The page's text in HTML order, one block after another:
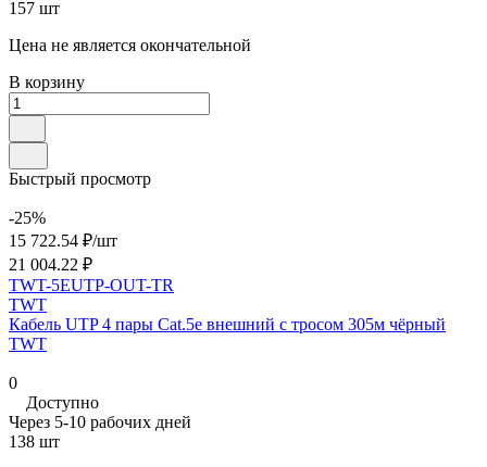
157 шт
Цена не является окончательной
В корзину
Быстрый просмотр
-25%
15 722.54 ₽/шт
21 004.22 ₽
TWT-5EUTP-OUT-TR
TWT
Кабель UTP 4 пары Cat.5е внешний с тросом 305м чёрный
TWT
0
Доступно
Через 5-10 рабочих дней
138 шт